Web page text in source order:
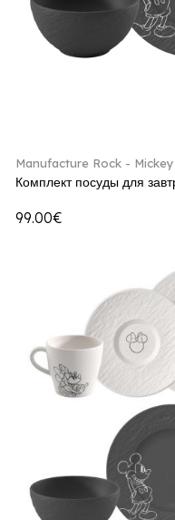
Manufacture Rock -
Комплект посуды для
99.00€